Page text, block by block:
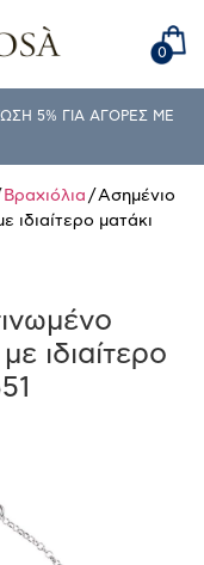
0
5% ΓΙΑ ΑΓΟΡΕΣ ΜΕ
Βραχιόλια / Ασημένιο
ιδιαίτερο ματάκι
ιδιαίτερο